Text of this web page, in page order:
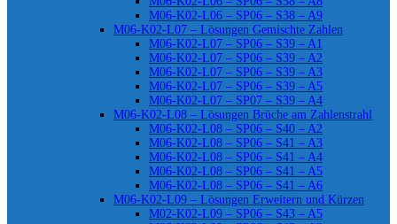
M06-K02-L06 – SP06 – S38 – A9
M06-K02-L07 – Lösungen Gemischte Zahlen
M06-K02-L07 – SP06 – S39 – A1
M06-K02-L07 – SP06 – S39 – A2
M06-K02-L07 – SP06 – S39 – A3
M06-K02-L07 – SP06 – S39 – A5
M06-K02-L07 – SP07 – S39 – A4
M06-K02-L08 – Lösungen Brüche am Zahlenstrahl
M06-K02-L08 – SP06 – S40 – A2
M06-K02-L08 – SP06 – S41 – A3
M06-K02-L08 – SP06 – S41 – A4
M06-K02-L08 – SP06 – S41 – A5
M06-K02-L08 – SP06 – S41 – A6
M06-K02-L09 – Lösungen Erweitern und Kürzen
M02-K02-L09 – SP06 – S43 – A5